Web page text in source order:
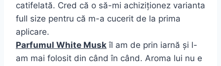
catifelată. Cred că o să-mi achiziționez varianta
full size pentru că m-a cucerit de la prima
aplicare.
Parfumul White Musk îl am de prin iarnă și l-
am mai folosit din când în când. Aroma lui nu e